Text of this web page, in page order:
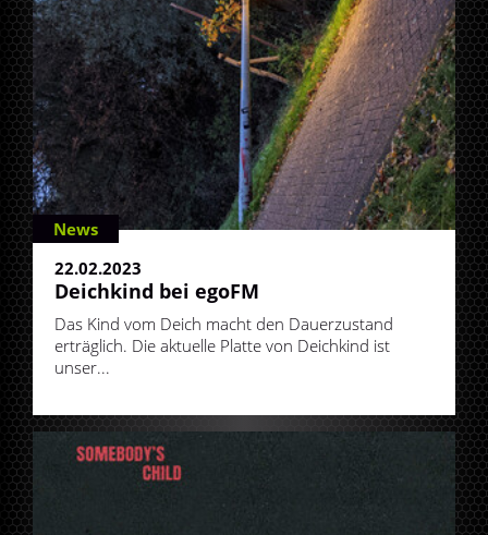
News
22.02.2023
Deichkind bei egoFM
Das Kind vom Deich macht den Dauerzustand
erträglich. Die aktuelle Platte von Deichkind ist
unser...